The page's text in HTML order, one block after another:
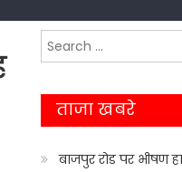
Search
for:
ताजा खबरे
बाजपुर रोड पर भीषण